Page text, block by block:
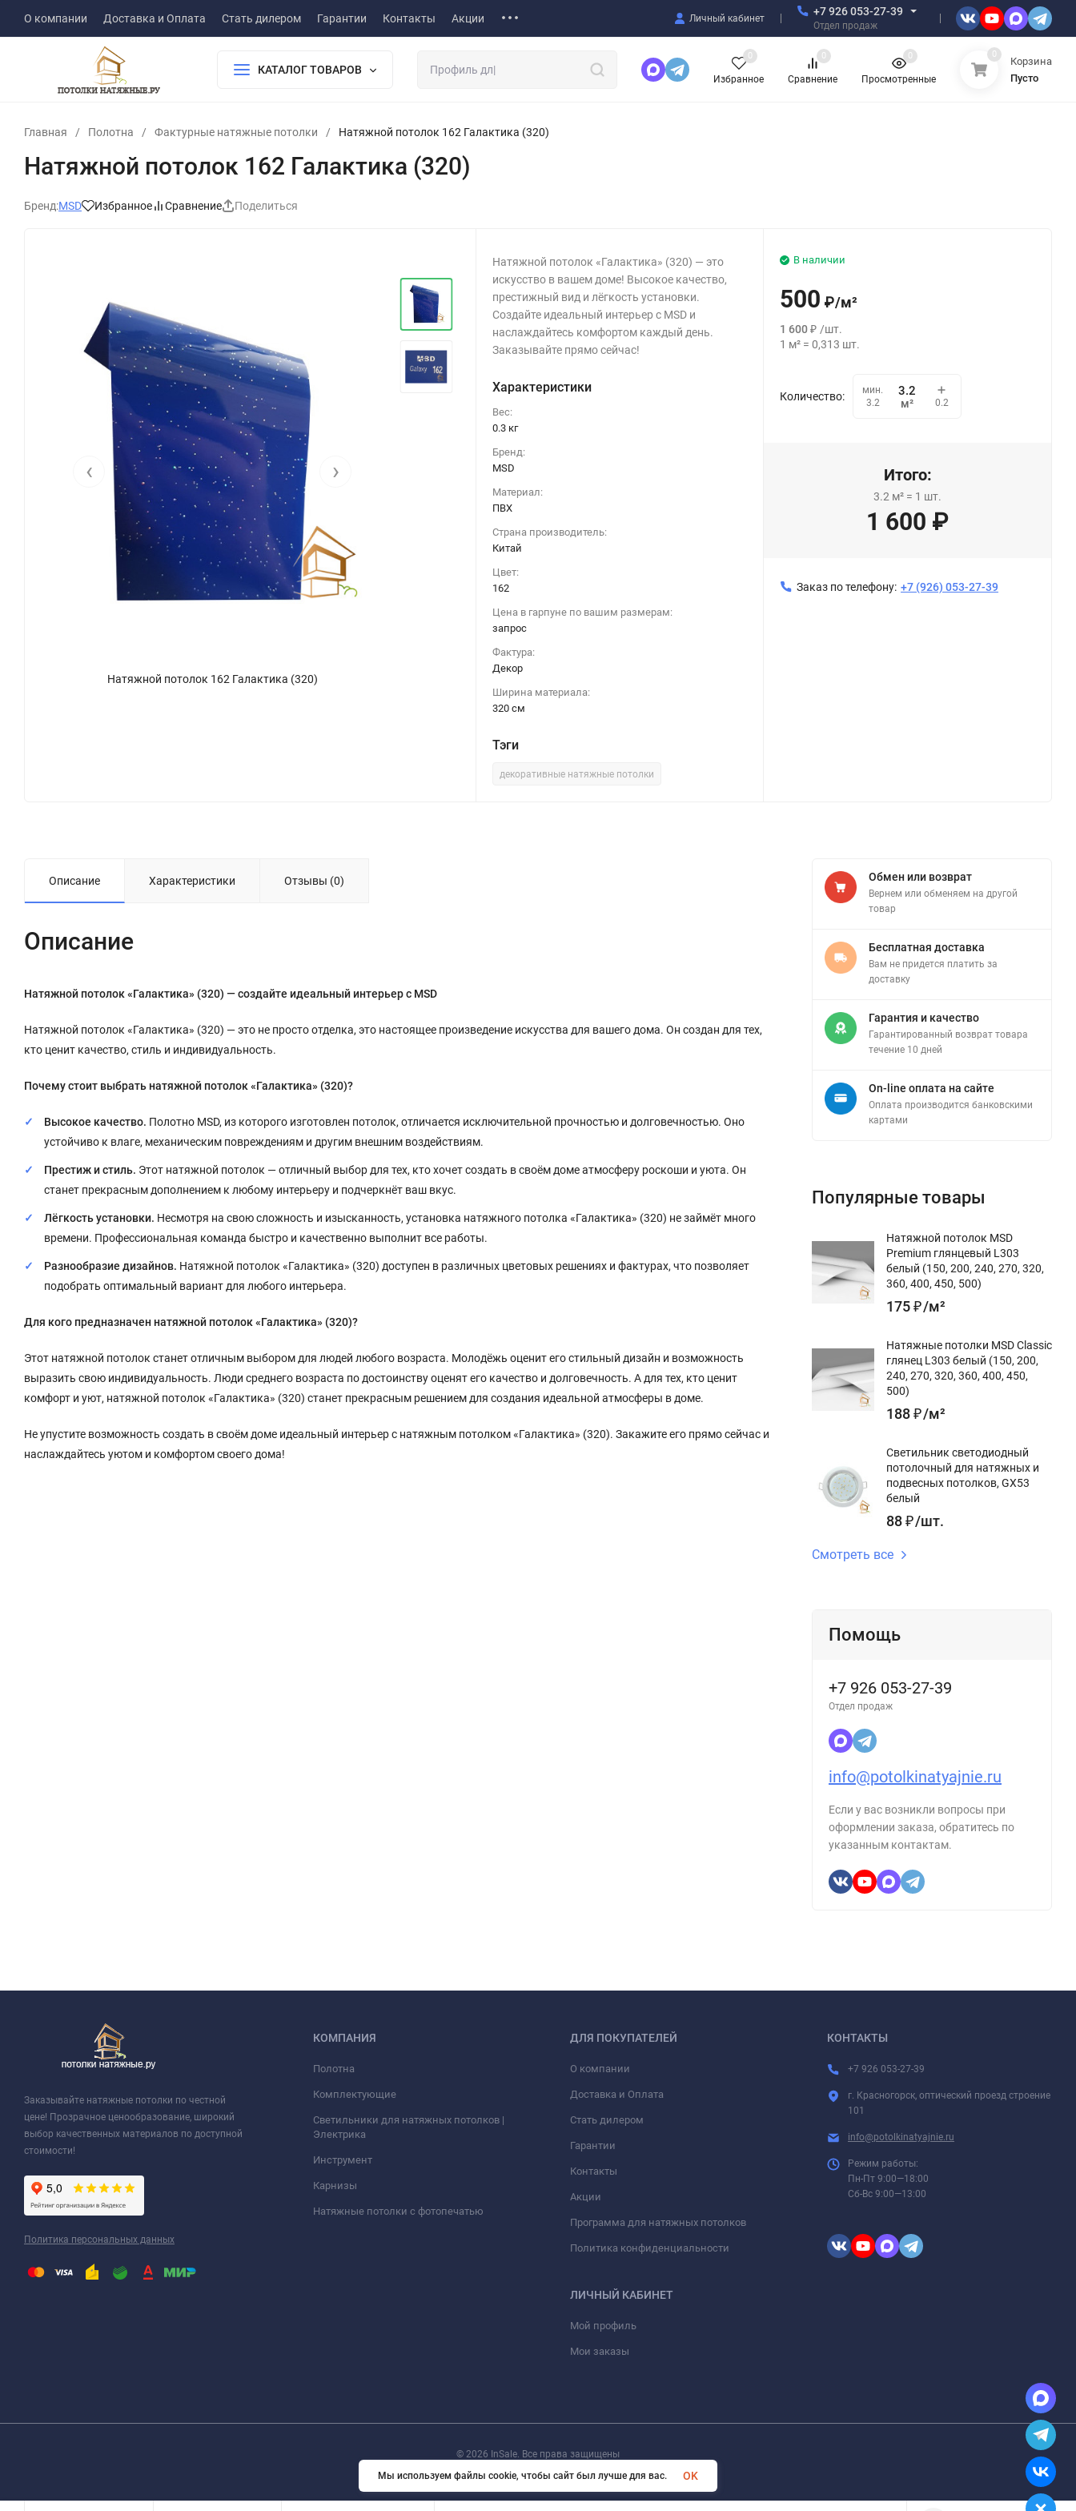
О компании Доставка и Оплата Стать дилером Гарантии Контакты Акции Личный кабинет
+7 926 053-27-39
Отдел продаж
КАТАЛОГ ТОВАРОВ
Избранное
0
Сравнение
0
Просмотренные
0 0
Корзина
Пусто
Главная / Полотна / Фактурные натяжные потолки / Натяжной потолок 162 Галактика (320)
Натяжной потолок 162 Галактика (320)
Бренд:MSD Избранное Сравнение Поделиться
Натяжной потолок 162 Галактика (320)
‹ ›
Натяжной потолок «Галактика» (320) — это
искусство в вашем доме! Высокое качество,
престижный вид и лёгкость установки.
Создайте идеальный интерьер с MSD и
наслаждайтесь комфортом каждый день.
Заказывайте прямо сейчас!
Характеристики
Вес:
0.3 кг
Бренд:
MSD
Материал:
ПВХ
Страна производитель:
Китай
Цвет:
162
Цена в гарпуне по вашим размерам:
запрос
Фактура:
Декор
Ширина материала:
320 см
Тэги
декоративные натяжные потолки
В наличии
500 ₽/м²
1 600₽ /шт.
1 м² =0,313 шт.
Количество:
мин.
3.2
м² 0.2
Итого:
3.2 м² = 1 шт.
1 600 ₽
Заказ по телефону: +7 (926) 053-27-39
Описание Характеристики Отзывы (0)
Описание
Натяжной потолок «Галактика» (320) — создайте идеальный интерьер с MSD
Натяжной потолок «Галактика» (320) — это не просто отделка, это настоящее произведение искусства для вашего дома. Он создан для тех,
кто ценит качество, стиль и индивидуальность.
Почему стоит выбрать натяжной потолок «Галактика» (320)?
Высокое качество. Полотно MSD, из которого изготовлен потолок, отличается исключительной прочностью и долговечностью. Оно
устойчиво к влаге, механическим повреждениям и другим внешним воздействиям.
Престиж и стиль. Этот натяжной потолок — отличный выбор для тех, кто хочет создать в своём доме атмосферу роскоши и уюта. Он
станет прекрасным дополнением к любому интерьеру и подчеркнёт ваш вкус.
Лёгкость установки. Несмотря на свою сложность и изысканность, установка натяжного потолка «Галактика» (320) не займёт много
времени. Профессиональная команда быстро и качественно выполнит все работы.
Разнообразие дизайнов. Натяжной потолок «Галактика» (320) доступен в различных цветовых решениях и фактурах, что позволяет
подобрать оптимальный вариант для любого интерьера.
Для кого предназначен натяжной потолок «Галактика» (320)?
Этот натяжной потолок станет отличным выбором для людей любого возраста. Молодёжь оценит его стильный дизайн и возможность
выразить свою индивидуальность. Люди среднего возраста по достоинству оценят его качество и долговечность. А для тех, кто ценит
комфорт и уют, натяжной потолок «Галактика» (320) станет прекрасным решением для создания идеальной атмосферы в доме.
Не упустите возможность создать в своём доме идеальный интерьер с натяжным потолком «Галактика» (320). Закажите его прямо сейчас и
наслаждайтесь уютом и комфортом своего дома!
Обмен или возврат
Вернем или обменяем на другой
товар
Бесплатная доставка
Вам не придется платить за
доставку
Гарантия и качество
Гарантированный возврат товара
течение 10 дней
On-line оплата на сайте
Оплата производится банковскими
картами
Популярные товары
Натяжной потолок MSD
Premium глянцевый L303
белый (150, 200, 240, 270, 320,
360, 400, 450, 500)
175₽/м²
Натяжные потолки MSD Classic
глянец L303 белый (150, 200,
240, 270, 320, 360, 400, 450,
500)
188₽/м²
Светильник светодиодный
потолочный для натяжных и
подвесных потолков, GX53
белый
88₽/шт.
Смотреть все
Помощь
+7 926 053-27-39
Отдел продаж
info@potolkinatyajnie.ru
Если у вас возникли вопросы при
оформлении заказа, обратитесь по
указанным контактам.
Заказывайте натяжные потолки по честной
цене! Прозрачное ценообразование, широкий
выбор качественных материалов по доступной
стоимости!
Политика персональных данных
КОМПАНИЯ
Полотна
Комплектующие
Светильники для натяжных потолков |
Электрика
Инструмент
Карнизы
Натяжные потолки с фотопечатью
ДЛЯ ПОКУПАТЕЛЕЙ
О компании
Доставка и Оплата
Стать дилером
Гарантии
Контакты
Акции
Программа для натяжных потолков
Политика конфиденциальности
ЛИЧНЫЙ КАБИНЕТ
Мой профиль
Мои заказы
КОНТАКТЫ
+7 926 053-27-39
г. Красногорск, оптический проезд строение
101
info@potolkinatyajnie.ru
Режим работы:
Пн-Пт 9:00—18:00
Сб-Вс 9:00—13:00
© 2026 InSale. Все права защищены
Мы используем файлы cookie, чтобы сайт был лучше для вас.
OK